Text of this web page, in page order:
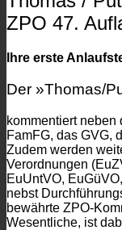
ZPO 47.
Ihre erste
Der »Thomas/
kommentiert neben
FamFG, das GVG,
Zudem werden
Verordnungen
EuUntVO,
nebst
bewährte ZPO-
Wesentliche, ist